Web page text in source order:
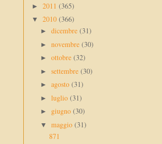
► 2011 (365)
▼ 2010 (366)
► dicembre (31)
► novembre (30)
► ottobre (32)
► settembre (30)
► agosto (31)
► luglio (31)
► giugno (30)
▼ maggio (31)
871